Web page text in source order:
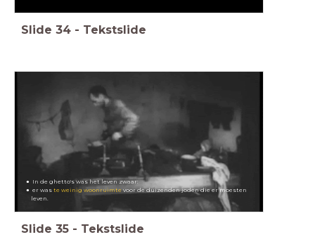
Slide 34 - Tekstslide
In de ghetto's was het leven zwaar:
er was te weinig woonruimtevoor de duizenden joden die er moesten
leven.
Slide 35 - Tekstslide